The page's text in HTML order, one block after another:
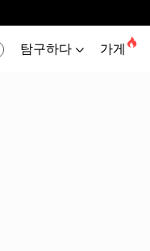
탐구하다  가게 